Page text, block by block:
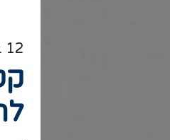
12 במאי 2026